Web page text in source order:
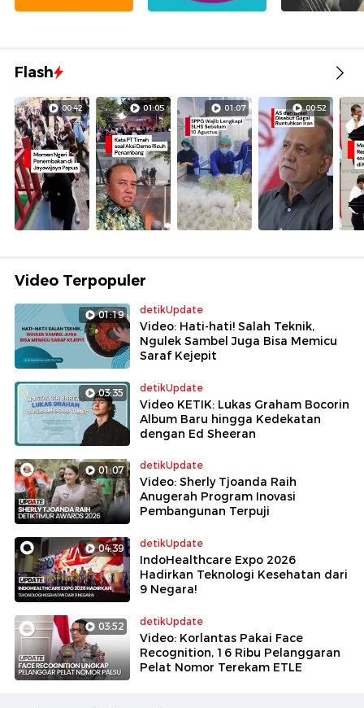
Flash
00:42 01:05 01:07 00:52
Video Terpopuler
01:19 detikUpdate
Video: Hati-hati! Salah Teknik,
Ngulek Sambel Juga Bisa Memicu
Saraf Kejepit
03:35 detikUpdate
Video KETIK: Lukas Graham Bocorin
Album Baru hingga Kedekatan
dengan Ed Sheeran
01:07 detikUpdate
Video: Sherly Tjoanda Raih
Anugerah Program Inovasi
Pembangunan Terpuji
04:39 detikUpdate
IndoHealthcare Expo 2026
Hadirkan Teknologi Kesehatan dari
9 Negara!
03:52 detikUpdate
Video: Korlantas Pakai Face
Recognition, 16 Ribu Pelanggaran
Pelat Nomor Terekam ETLE